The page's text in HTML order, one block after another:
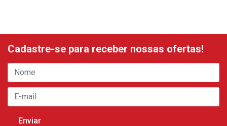
Cadastre-se para receber nossas ofertas!